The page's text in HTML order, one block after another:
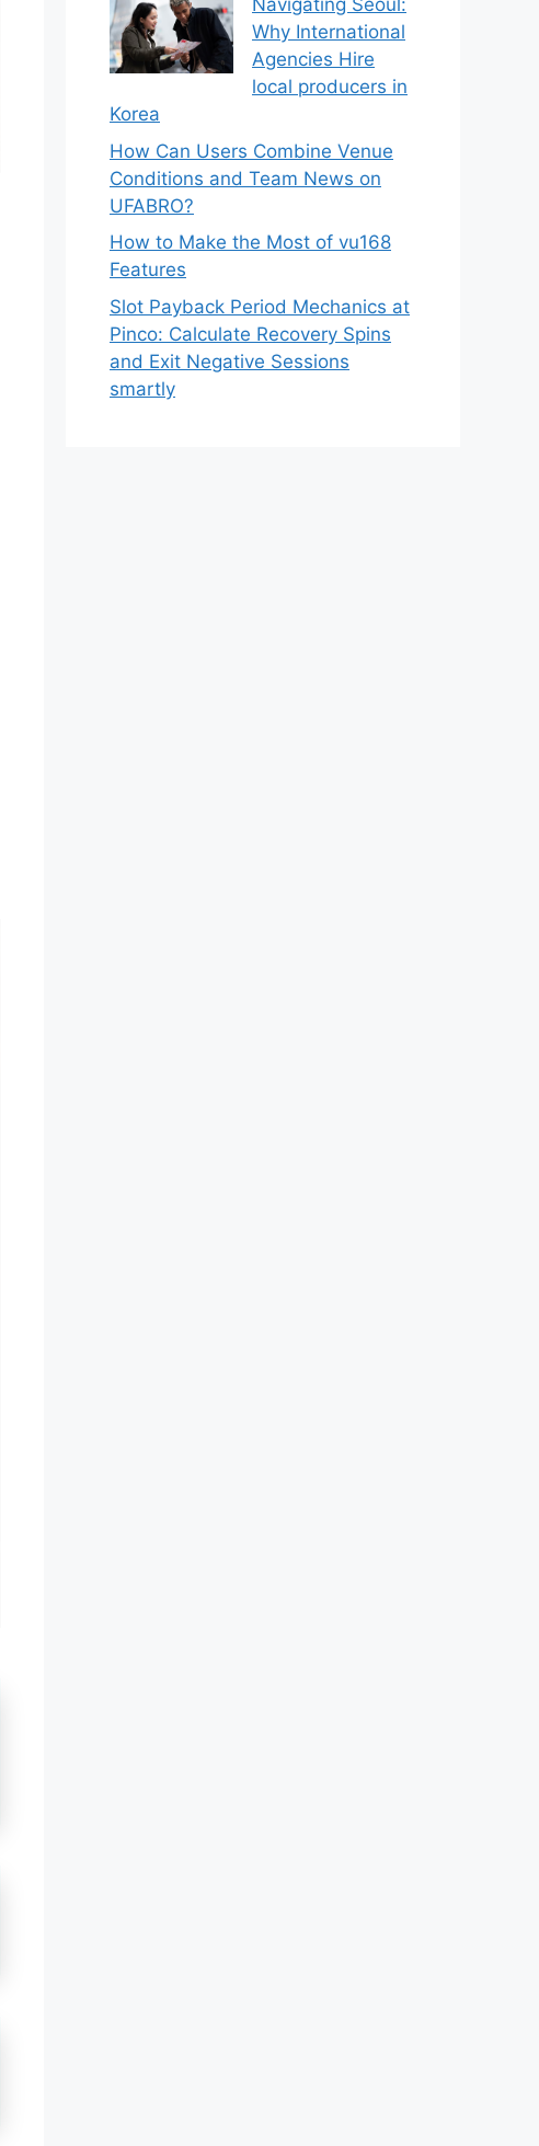
Navigating Seoul:
Why International
Agencies Hire
local producers in
Korea
How Can Users Combine Venue
Conditions and Team News on
UFABRO?
How to Make the Most of vu168
Features
Slot Payback Period Mechanics at
Pinco: Calculate Recovery Spins
and Exit Negative Sessions
smartly